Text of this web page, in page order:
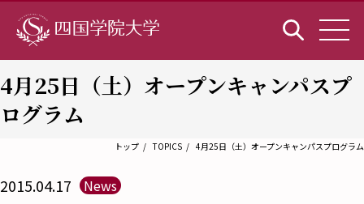
4月25日（土）オープンキャンパスプ
ログラム
トップ TOPICS 4月25日（土）オープンキャンパスプログラム
2015.04.17 News